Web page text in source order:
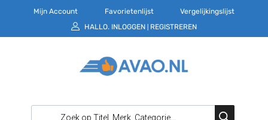
Mijn Account Favorietenlijst
Vergelijkingslijst
HALLO. INLOGGEN REGISTREREN